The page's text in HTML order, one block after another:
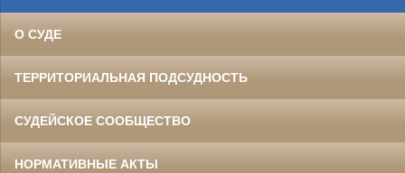
О СУДЕ
ТЕРРИТОРИАЛЬНАЯ ПОДСУДНОСТЬ
СУДЕЙСКОЕ СООБЩЕСТВО
НОРМАТИВНЫЕ АКТЫ